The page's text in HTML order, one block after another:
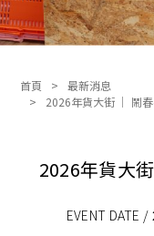
首頁
最新消息
2026年貨大街 │ 鬧
2026年貨大
EVENT DATE /